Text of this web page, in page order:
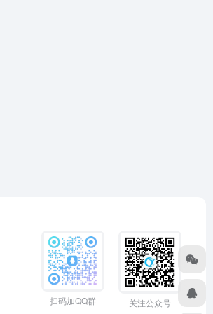
扫码加QQ群 关注公众号